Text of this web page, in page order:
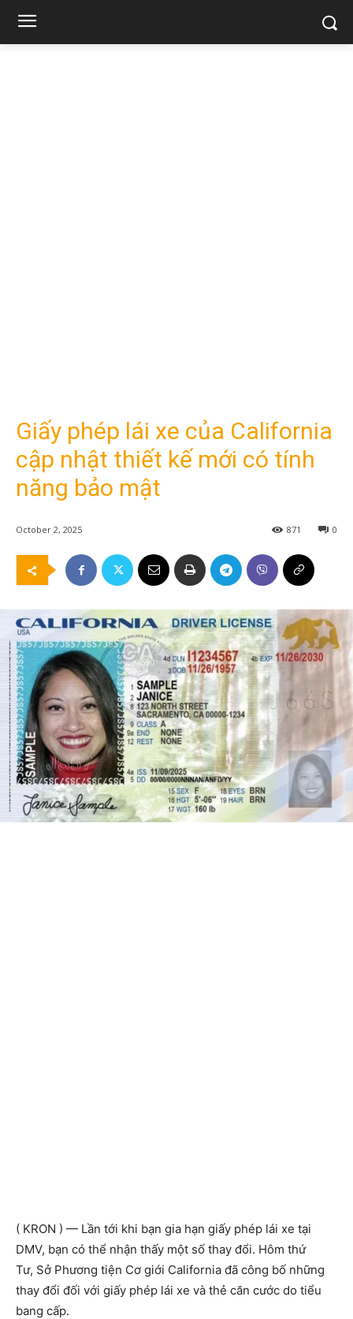
Giấy phép lái xe của California
cập nhật thiết kế mới có tính
năng bảo mật
October 2, 2025 0
871
( KRON ) — Lần tới khi bạn gia hạn giấy phép lái xe tại
DMV, bạn có thể nhận thấy một số thay đổi. Hôm thứ
Tư, Sở Phương tiện Cơ giới California đã công bố những
thay đổi đối với giấy phép lái xe và thẻ căn cước do tiểu
bang cấp.